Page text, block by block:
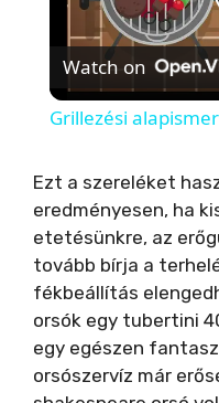
Watch on
Grillezési
Ezt a szereléket
eredményesen, ha
etetésünkre, az
tovább bírja a
fékbeállítás
orsók egy tubertini
egy egészen
orsószervíz már